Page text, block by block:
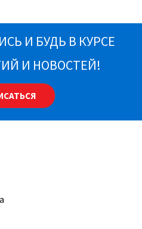
Альбертовна Валеева
и деление алгебраических
алгебраической дроби
Альбертовна Валеева
И БУДЬ В КУРСЕ
И НОВОСТЕЙ!